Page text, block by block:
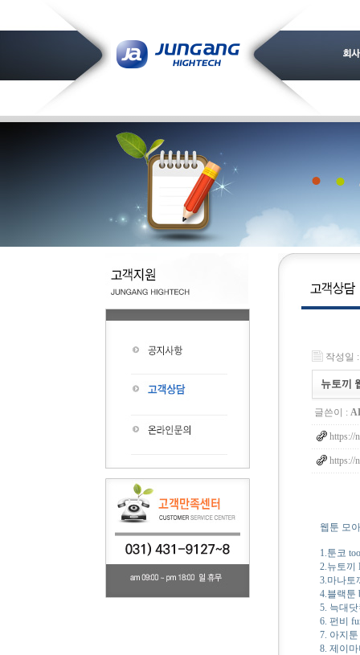
작성일
뉴토끼
글쓴이 :
https://
https://
웹툰 모
1.툰코
2.뉴토끼
3.마나토
4.블랙툰
5. 늑대
6. 펀비
7. 아지
8. 제이마